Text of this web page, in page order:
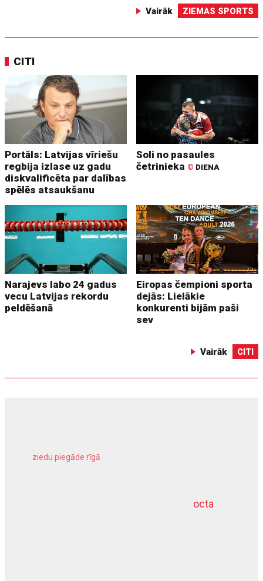
Vairāk ZIEMAS SPORTS
CITI
Portāls: Latvijas vīriešu
regbija izlase uz gadu
diskvalificēta par dalības
spēlēs atsaukšanu
Soli no pasaules
četrinieka © DIENA
Narajevs labo 24 gadus
vecu Latvijas rekordu
peldēšanā
Eiropas čempioni sporta
dejās: Lielākie
konkurenti bijām paši
sev
Vairāk CITI
octa
ziedu piegāde rīgā
dziļurbums